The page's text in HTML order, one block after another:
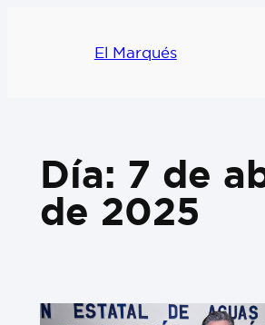
El Marqués
Día: 7 de
de 2025